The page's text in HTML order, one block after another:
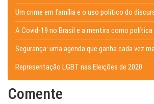
Um crime em família e o uso político do
A Covid-19 no Brasil e a mentira como política
Segurança: uma agenda que ganha cada vez
Representação LGBT nas Eleições de 2020
Comente